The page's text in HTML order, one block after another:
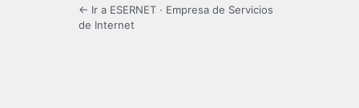
← Ir a ESERNET · Empresa de Servicios
de Internet